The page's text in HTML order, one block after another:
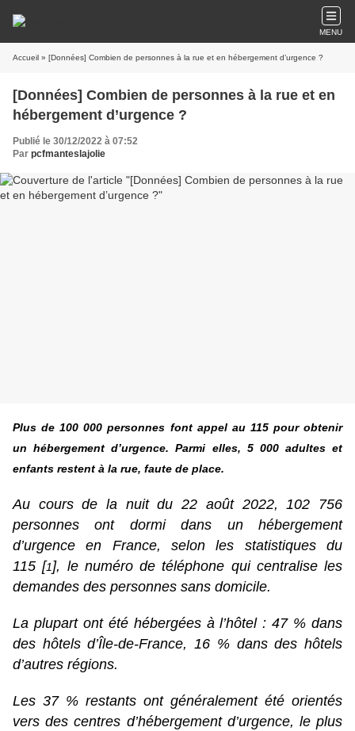
MENU
Accueil » [Données] Combien de personnes à la rue et en hébergement d’urgence ?
[Données] Combien de personnes à la rue et en
hébergement d’urgence ?
Publié le 30/12/2022 à 07:52
Par pcfmanteslajolie
Plus de 100 000 personnes font appel au 115 pour obtenir
un hébergement d’urgence. Parmi elles, 5 000 adultes et
enfants restent à la rue, faute de place.
Au cours de la nuit du 22 août 2022, 102 756
personnes ont dormi dans un hébergement
d’urgence en France, selon les statistiques du
115 [1], le numéro de téléphone qui centralise les
demandes des personnes sans domicile.
La plupart ont été hébergées à l’hôtel : 47 % dans
des hôtels d’Île-de-France, 16 % dans des hôtels
d’autres régions.
Les 37 % restants ont généralement été orientés
vers des centres d’hébergement d’urgence, le plus